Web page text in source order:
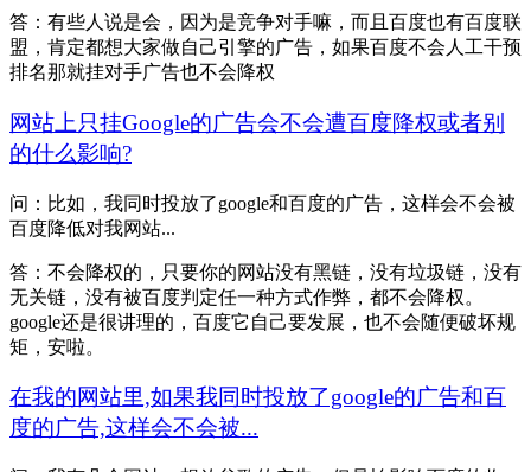
答：有些人说是会，因为是竞争对手嘛，而且百度也有百度联
盟，肯定都想大家做自己引擎的广告，如果百度不会人工干预
排名那就挂对手广告也不会降权
网站上只挂Google的广告会不会遭百度降权或者别
的什么影响?
问：比如，我同时投放了google和百度的广告，这样会不会被
百度降低对我网站...
答：不会降权的，只要你的网站没有黑链，没有垃圾链，没有
无关链，没有被百度判定任一种方式作弊，都不会降权。
google还是很讲理的，百度它自己要发展，也不会随便破坏规
矩，安啦。
在我的网站里,如果我同时投放了google的广告和百
度的广告,这样会不会被...